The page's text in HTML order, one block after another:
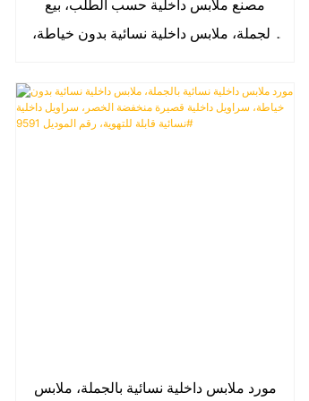
مصنع ملابس داخلية حسب الطلب، بيع
بالجملة، ملابس داخلية نسائية بدون خياطة،
الخصر، 9583#
مورد ملابس داخلية نسائية بالجملة، ملابس